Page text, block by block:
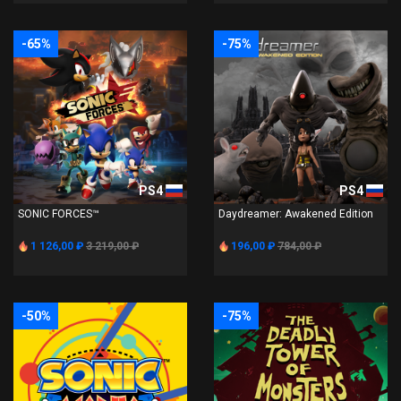
-65%
PS4
SONIC FORCES™
1 126,00 ₽ 3 219,00 ₽
-75%
PS4
Daydreamer: Awakened Edition
196,00 ₽ 784,00 ₽
-50% -75%